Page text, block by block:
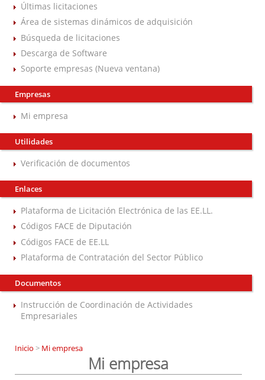
Últimas licitaciones
Área de sistemas dinámicos de adquisición
Búsqueda de licitaciones
Descarga de Software
Soporte empresas (Nueva ventana)
Empresas
Mi empresa
Utilidades
Verificación de documentos
Enlaces
Plataforma de Licitación Electrónica de las EE.LL.
Códigos FACE de Diputación
Códigos FACE de EE.LL
Plataforma de Contratación del Sector Público
Documentos
Instrucción de Coordinación de Actividades
Empresariales
Inicio > Mi empresa
Mi empresa